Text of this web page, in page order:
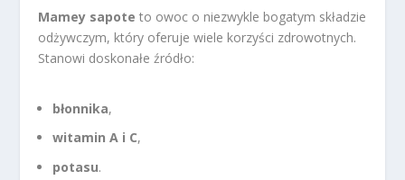
Mamey sapote to owoc o niezwykle bogatym składzie
odżywczym, który oferuje wiele korzyści zdrowotnych.
Stanowi doskonałe źródło:
błonnika,
witamin A i C,
potasu.